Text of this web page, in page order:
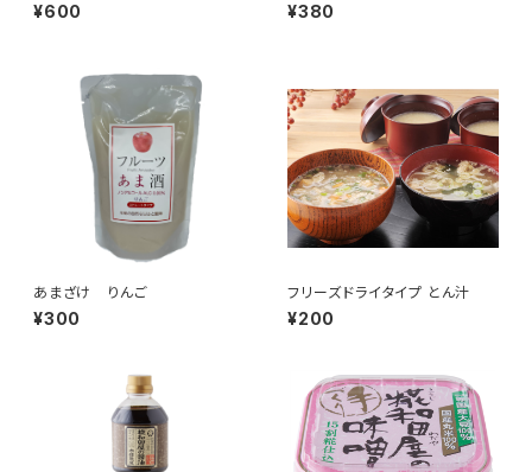
¥600 ¥380
あまざけ りんご
¥300
フリーズドライタイプ とん汁
¥200